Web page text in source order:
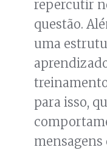
repercutir
questão.
uma
para isso,
mensagens